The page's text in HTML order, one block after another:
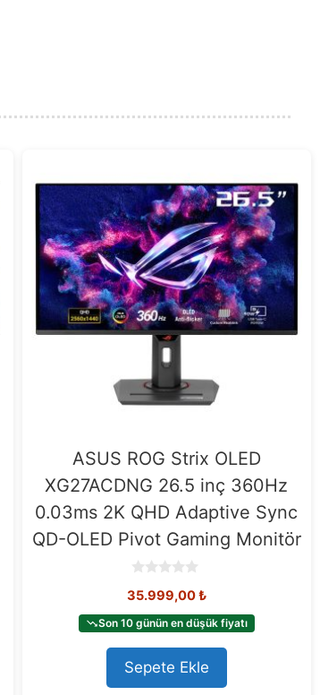
ASUS ROG Strix OLED
XG27ACDNG 26.5 inç 360Hz
0.03ms 2K QHD Adaptive Sync
QD-OLED Pivot Gaming Monitör
o
t
o
f
5
35.999,00₺
Son 10 günün en düşük fiyatı
Sepete Ekle